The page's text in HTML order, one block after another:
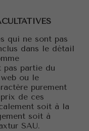
qui ne sont pas
dans le détail
partie du
ou le
purement
de ces
soit à la
soit à
SAU.